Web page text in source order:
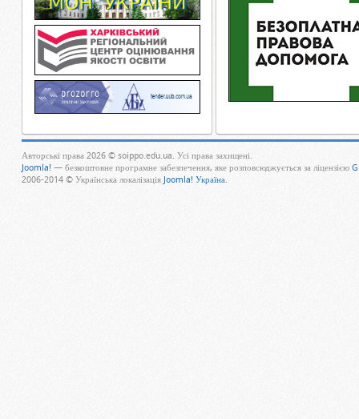
Авторські права 2026 © soippo.edu.ua. Усі права захищені.
Joomla! — безкоштовне програмне забезпечення, яке розповсюджується за ліцензією
2006-2014 © Українська локалізація Joomla! Україна.